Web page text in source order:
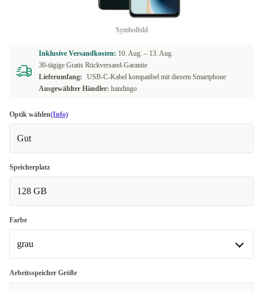
Symbolbild
Inklusive Versandkosten: 10. Aug. – 13. Aug.
30-tägige Gratis Rückversand-Garantie
Lieferumfang:
USB-C-Kabel kompatibel mit diesem Smartphone
Ausgewählter Händler: handingo
Optik wählen(Info)
Gut
Speicherplatz
128 GB
Farbe
grau
grau
Arbeitsspeicher Größe